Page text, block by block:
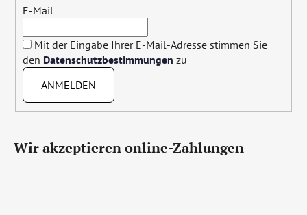
E-Mail
Mit der Eingabe Ihrer E-Mail-Adresse stimmen Sie
den Datenschutzbestimmungen zu
ANMELDEN
Wir akzeptieren online-Zahlungen